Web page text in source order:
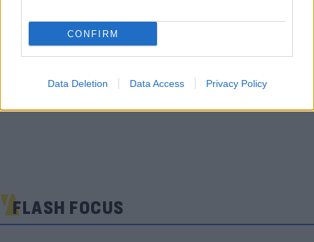
CONFIRM
Data Deletion Data Access Privacy Policy
FLASH FOCUS